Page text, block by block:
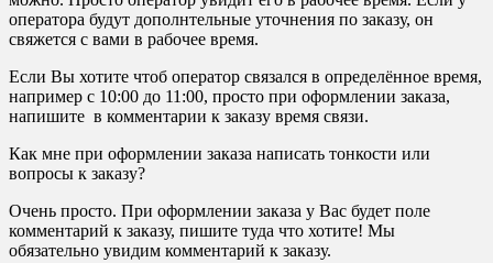
оператора будут дополнтельные уточнения по заказу, он
свяжется с вами в рабочее время.
Если Вы хотите чтоб оператор связался в определённое время,
например с 10:00 до 11:00, просто при оформлении заказа,
напишите в комментарии к заказу время связи.
Как мне при оформлении заказа написать тонкости или
вопросы к заказу?
Очень просто. При оформлении заказа у Вас будет поле
комментарий к заказу, пишите туда что хотите! Мы
обязательно увидим комментарий к заказу.